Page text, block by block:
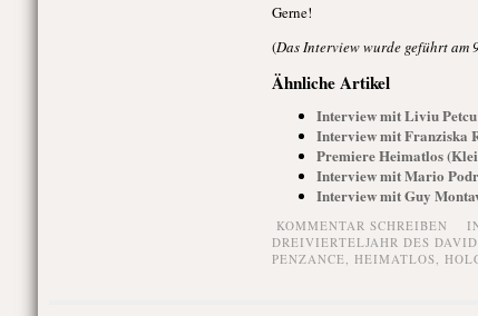
Gerne!
(Das Interview wurde geführt am
Ähnliche Artikel
Interview mit Liviu Petcu
Interview mit Franziska
Premiere Heimatlos
Interview mit Mario
Interview mit Guy
KOMMENTAR SCHREIBEN
DREIVIERTELJAHR DES
PENZANCE, HEIMATLOS,